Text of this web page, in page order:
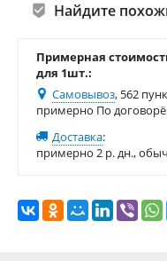
Найдите
Примерная
для 1шт.:
Самовывоз, 562
примерно По
Доставка:
примерно 2 р. дн.,